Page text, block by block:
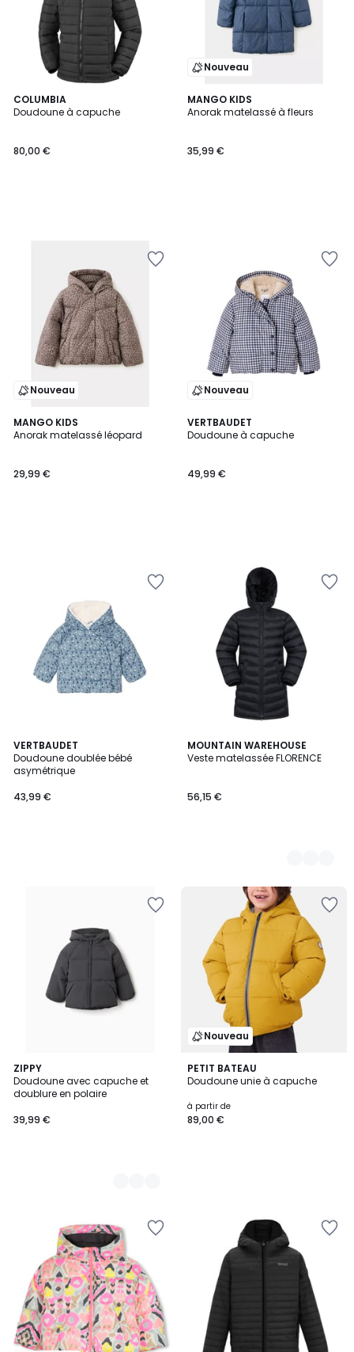
COLUMBIA
Doudoune à capuche
80,00 €
Nouveau
MANGO KIDS
Anorak matelassé à fleurs
35,99 €
Nouveau
MANGO KIDS
Anorak matelassé léopard
29,99 €
Nouveau
VERTBAUDET
Doudoune à capuche
49,99 €
VERTBAUDET
Doudoune doublée bébé
asymétrique
43,99 €
MOUNTAIN WAREHOUSE
Veste matelassée FLORENCE
56,15 €
2
Couleurs
ZIPPY
Doudoune avec capuche et
doublure en polaire
39,99 €
2
Couleurs
Nouveau
PETIT BATEAU
Doudoune unie à capuche
à partir de
89,00 €